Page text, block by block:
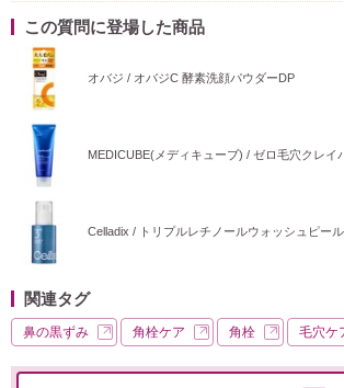
この質問に登場した商品
オバジ / オバジC 酵素洗顔パウダーDP
MEDICUBE(メディキューブ) / ゼロ毛穴クレイ
Celladix / トリプルレチノールウォッシュピール
関連タグ
鼻の黒ずみ 角栓ケア 角栓 毛穴ケ